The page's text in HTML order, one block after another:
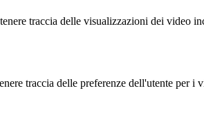
traccia delle visualizzazioni dei video
traccia delle preferenze dell'utente